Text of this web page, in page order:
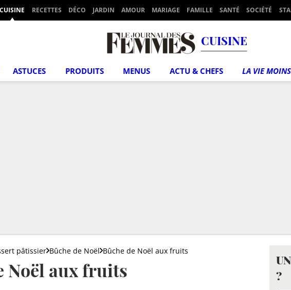
CUISINE RECETTES DÉCO JARDIN AMOUR MARIAGE FAMILLE SANTÉ SOCIÉTÉ
CUISINE
ASTUCES PRODUITS MENUS ACTU & CHEFS LA VIE
pâtissier Bûche de Noël Bûche de Noël aux fruits
Noël aux fruits
?